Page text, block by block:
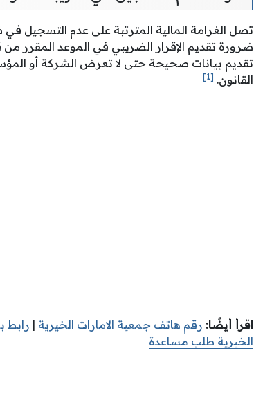
ضرورة تقديم الإقرار الضريبي في الموعد المقرر من
تقديم بيانات صحيحة حتى لا تعرض الشركة أو
القانون. [1]
اقرأ أيضًا: رقم هاتف جمعية الامارات الخيرية | رابط
الخيرية طلب مساعدة